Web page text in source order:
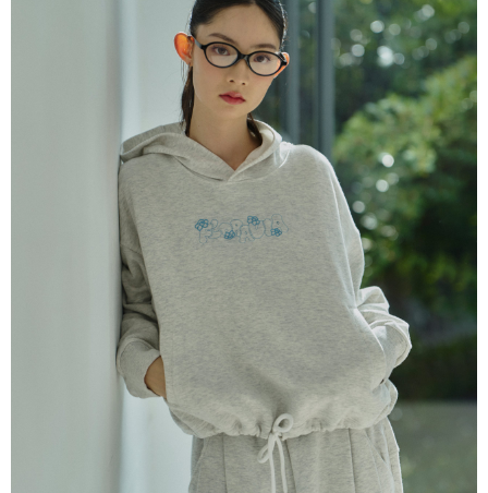
４．使用「AFTEE先享後付」時，將依據個別帳號之用戶狀況，依本公司即
時審查核予不同之上限額度；若仍有額度不足之情形，本公司將視審查結果
５．嚴禁一人註冊多個帳號或使用他人資訊註冊。若發現惡意使用之情形，
恩沛科技股份有限公司將有權停止該用戶之使用額度並採取法律行動。
每筆NT$80，滿NT$1,200(含以上)免運費